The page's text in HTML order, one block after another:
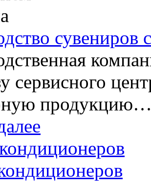
сувениров
сервисного